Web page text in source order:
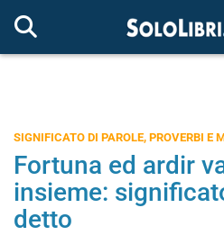
SIGNIFICATO DI PAROLE, PROVERBI E
Fortuna ed ardir
insieme:
detto